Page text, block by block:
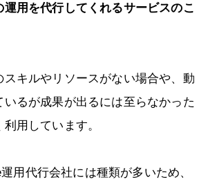
用を代行してくれるサービスのこ
スキルやリソースがない場合や、動
いるが成果が出るには至らなかった
用しています。
用代行会社には種類が多いため、